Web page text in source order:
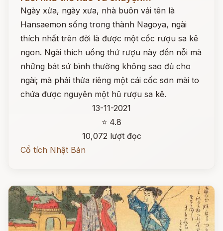
Ngày xửa, ngày xưa, nhà buôn vải tên là
Hansaemon sống trong thành Nagoya, ngài
thích nhất trên đời là được một cốc rượu sa kê
ngon. Ngài thích uống thứ rượu này đến nỗi mà
những bát sứ bình thường không sao đủ cho
ngài; mà phải thửa riêng một cái cốc sơn mài to
chứa được nguyên một hũ rượu sa kê.
13-11-2021
⭐ 4.8
10,072 lượt đọc
Cổ tích Nhật Bản